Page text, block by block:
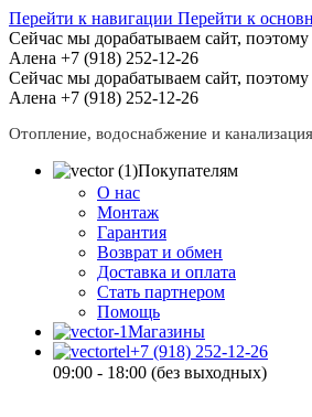
Перейти к навигации Перейти к
Сейчас мы дорабатываем сайт,
Алена +7 (918) 252-12-26
Сейчас мы дорабатываем сайт,
Алена +7 (918) 252-12-26
Отопление, водоснабжение и канализация
Покупателям
О нас
Монтаж
Гарантия
Возврат и обмен
Доставка и оплата
Стать партнером
Помощь
Магазины
+7 (918) 252-12-26
09:00 - 18:00 (без выходных)